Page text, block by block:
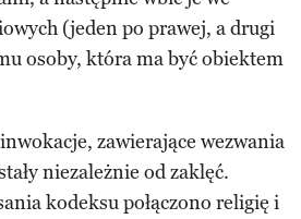
(jeden po prawej, a drugi
osoby, która ma być obiektem
zawierające wezwania
niezależnie od zaklęć.
kodeksu połączono religię i